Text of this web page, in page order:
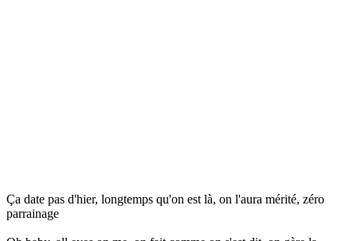
Ça date pas d'hier, longtemps qu'on est là, on l'aura mérité, zéro
parrainage